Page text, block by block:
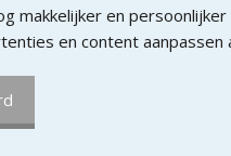
makkelijker en
en content